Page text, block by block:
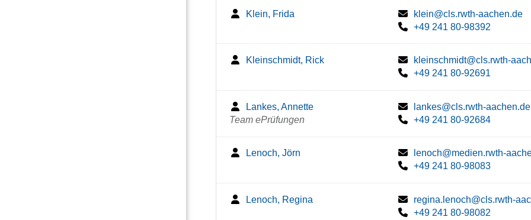
Klein, Frida
klein@cls.rwth-aachen.de
+49 241 80-98392
Kleinschmidt, Rick
kleinschmidt@cls.rwth-
+49 241 80-92691
Lankes, Annette
Team ePrüfungen
lankes@cls.rwth-aachen.de
+49 241 80-92684
Lenoch, Jörn
lenoch@medien.rwth-
+49 241 80-98083
Lenoch, Regina
regina.lenoch@cls.rwth-
+49 241 80-98082